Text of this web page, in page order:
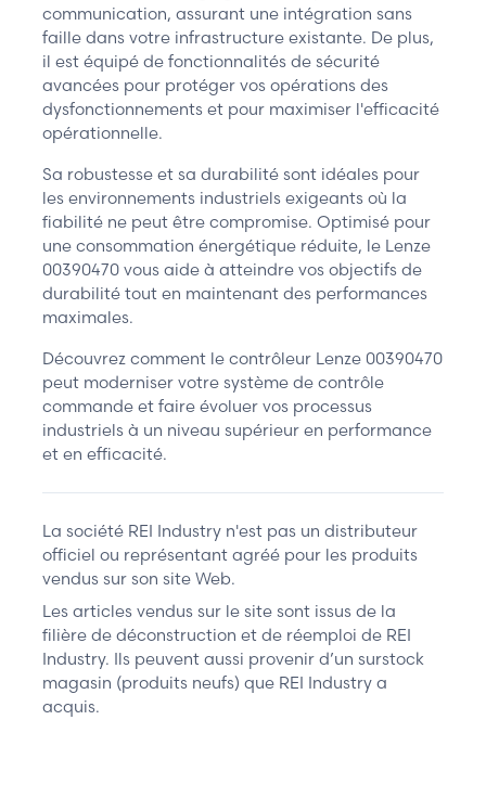
communication, assurant une intégration sans
faille dans votre infrastructure existante. De plus,
il est équipé de fonctionnalités de sécurité
avancées pour protéger vos opérations des
dysfonctionnements et pour maximiser l'efficacité
opérationnelle.
Sa robustesse et sa durabilité sont idéales pour
les environnements industriels exigeants où la
fiabilité ne peut être compromise. Optimisé pour
une consommation énergétique réduite, le Lenze
00390470 vous aide à atteindre vos objectifs de
durabilité tout en maintenant des performances
maximales.
Découvrez comment le contrôleur Lenze 00390470
peut moderniser votre système de contrôle
commande et faire évoluer vos processus
industriels à un niveau supérieur en performance
et en efficacité.
La société REI Industry n'est pas un distributeur
officiel ou représentant agréé pour les produits
vendus sur son site Web.
Les articles vendus sur le site sont issus de la
filière de déconstruction et de réemploi de REI
Industry. Ils peuvent aussi provenir d’un surstock
magasin (produits neufs) que REI Industry a
acquis.